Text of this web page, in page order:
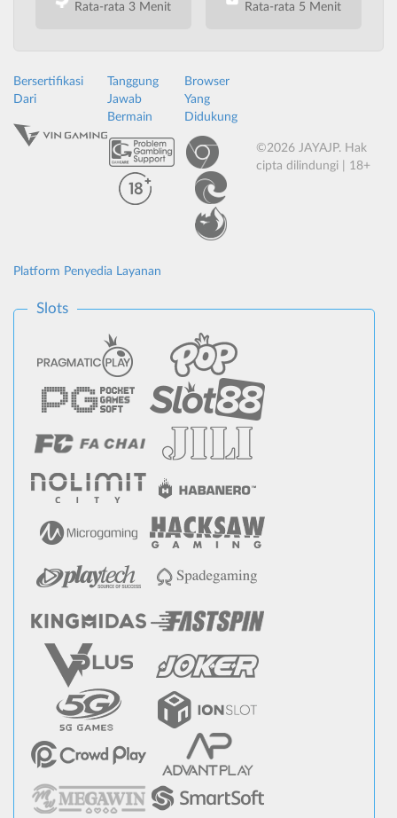
Rata-rata 3 Menit Rata-rata 5 Menit
Bersertifikasi
Dari
Tanggung
Jawab
Bermain
Browser
Yang
Didukung
©2026 JAYAJP. Hak
cipta dilindungi | 18+
Platform Penyedia Layanan
Slots